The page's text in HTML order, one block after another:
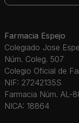
Farmacia Espejo
Colegiado Jose
Núm. Coleg. 507
Colegio Oficial de
NIF: 27242135S
Farmacia Núm. AL-
NICA: 18864